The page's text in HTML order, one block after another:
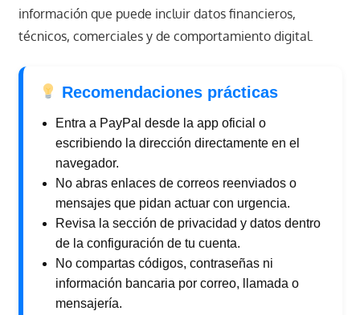
información que puede incluir datos financieros,
técnicos, comerciales y de comportamiento digital.
Recomendaciones prácticas
Entra a PayPal desde la app oficial o
escribiendo la dirección directamente en el
navegador.
No abras enlaces de correos reenviados o
mensajes que pidan actuar con urgencia.
Revisa la sección de privacidad y datos dentro
de la configuración de tu cuenta.
No compartas códigos, contraseñas ni
información bancaria por correo, llamada o
mensajería.